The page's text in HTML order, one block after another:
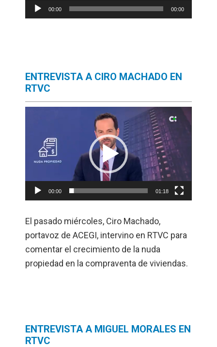
Reproductor
de
00:00 00:00
ENTREVISTA A CIRO MACHADO EN
RTVC
vídeo
00:00 01:18
El pasado miércoles, Ciro Machado,
portavoz de ACEGI, intervino en RTVC para
comentar el crecimiento de la nuda
propiedad en la compraventa de viviendas.
ENTREVISTA A MIGUEL MORALES EN
RTVC